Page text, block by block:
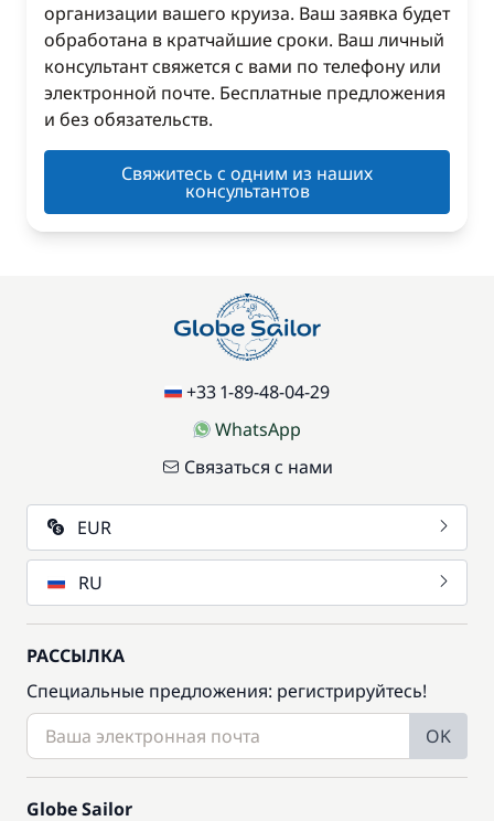
организации вашего круиза. Ваш заявка будет
обработана в кратчайшие сроки. Ваш личный
консультант свяжется с вами по телефону или
электронной почте. Бесплатные предложения
и без обязательств.
Свяжитесь с одним из наших
консультантов
+33 1-89-48-04-29
WhatsApp
Связаться с нами
EUR
RU
РАССЫЛКА
Специальные предложения: регистрируйтесь!
OK
Globe Sailor